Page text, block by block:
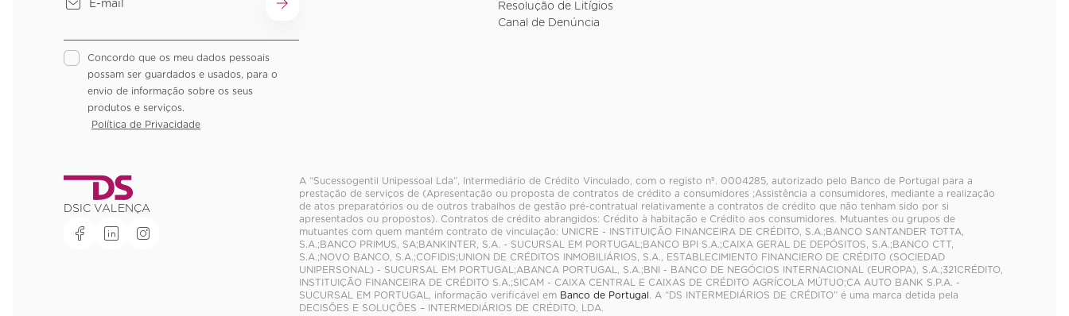
Concordo que os meu dados pessoais
possam ser guardados e usados, para o
envio de informação sobre os seus
produtos e serviços.
Política de Privacidade
Resolução de Litígios
Canal de Denúncia
DSIC VALENÇA
A “Sucessogentil Unipessoal Lda”, Intermediário de Crédito Vinculado, com o registo nº. 0004285, autorizado pelo Banco de Portugal para a
prestação de serviços de (Apresentação ou proposta de contratos de crédito a consumidores ;Assistência a consumidores, mediante a realização
de atos preparatórios ou de outros trabalhos de gestão pré-contratual relativamente a contratos de crédito que não tenham sido por si
apresentados ou propostos). Contratos de crédito abrangidos: Crédito à habitação e Crédito aos consumidores. Mutuantes ou grupos de
mutuantes com quem mantém contrato de vinculação: UNICRE - INSTITUIÇÃO FINANCEIRA DE CRÉDITO, S.A.;BANCO SANTANDER TOTTA,
S.A.;BANCO PRIMUS, SA;BANKINTER, S.A. - SUCURSAL EM PORTUGAL;BANCO BPI S.A.;CAIXA GERAL DE DEPÓSITOS, S.A.;BANCO CTT,
S.A.;NOVO BANCO, S.A.;COFIDIS;UNION DE CRÉDITOS INMOBILIÁRIOS, S.A., ESTABLECIMIENTO FINANCIERO DE CRÉDITO (SOCIEDAD
UNIPERSONAL) - SUCURSAL EM PORTUGAL;ABANCA PORTUGAL, S.A.;BNI - BANCO DE NEGÓCIOS INTERNACIONAL (EUROPA), S.A.;321CRÉDITO,
INSTITUIÇÃO FINANCEIRA DE CRÉDITO S.A.;SICAM - CAIXA CENTRAL E CAIXAS DE CRÉDITO AGRÍCOLA MÚTUO;CA AUTO BANK S.P.A. -
SUCURSAL EM PORTUGAL, informação verificável em Banco de Portugal. A “DS INTERMEDIÁRIOS DE CRÉDITO” é uma marca detida pela
DECISÕES E SOLUÇÕES – INTERMEDIÁRIOS DE CRÉDITO, LDA.